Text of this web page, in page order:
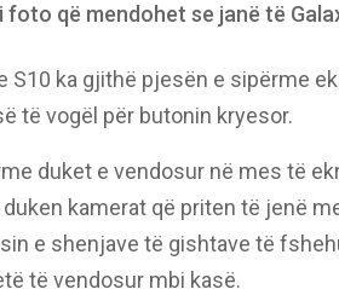
që mendohet se janë të
S10 ka gjithë pjesën e sipërme
të vogël për butonin kryesor.
duket e vendosur në mes të
kamerat që priten të jenë
e shenjave të gishtave të
të vendosur mbi kasë.